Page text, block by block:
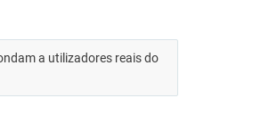
a utilizadores reais do